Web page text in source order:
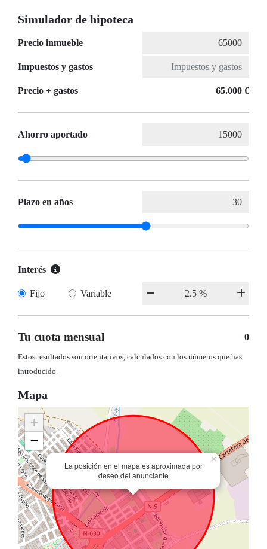
Simulador de hipoteca
Precio inmueble
Impuestos y gastos
Precio + gastos 65.000 €
Ahorro aportado
Plazo en años
Interés
Fijo Variable
Tu cuota mensual 0
Estos resultados son orientativos, calculados con los números que has
introducido.
Mapa
La posición en el mapa es aproximada por
deseo del anunciante
×
+
−